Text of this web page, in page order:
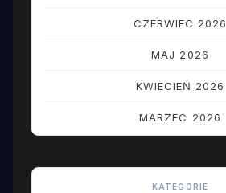
CZERWIEC 2026
MAJ 2026
KWIECIEŃ 2026
MARZEC 2026
STYCZEŃ 2026
KATEGORIE